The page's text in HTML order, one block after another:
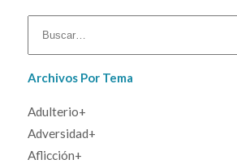
Archivos Por Tema
Adulterio+
En Busca de lo que Más Vale
Deseo Viene de Adentro – Esposa de
Adversidad+
El Gran Escape
Aflicción+